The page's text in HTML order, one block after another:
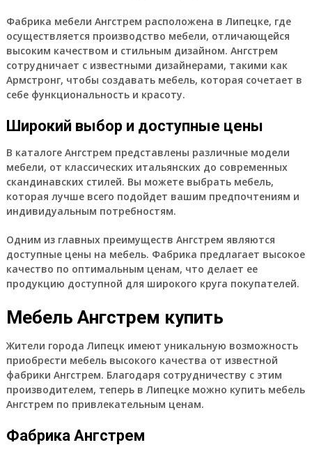
Фабрика мебели Ангстрем расположена в Липецке, где
осуществляется производство мебели, отличающейся
высоким качеством и стильным дизайном. Ангстрем
сотрудничает с известными дизайнерами, такими как
Армстронг, чтобы создавать мебель, которая сочетает в
себе функциональность и красоту.
Широкий выбор и доступные цены
В каталоге Ангстрем представлены различные модели
мебели, от классических итальянских до современных
скандинавских стилей. Вы можете выбрать мебель,
которая лучше всего подойдет вашим предпочтениям и
индивидуальным потребностям.
Одним из главных преимуществ Ангстрем являются
доступные цены на мебель. Фабрика предлагает высокое
качество по оптимальным ценам, что делает ее
продукцию доступной для широкого круга покупателей.
Мебель Ангстрем купить
Жители города Липецк имеют уникальную возможность
приобрести мебель высокого качества от известной
фабрики Ангстрем. Благодаря сотрудничеству с этим
производителем, теперь в Липецке можно купить мебель
Ангстрем по привлекательным ценам.
Фабрика Ангстрем